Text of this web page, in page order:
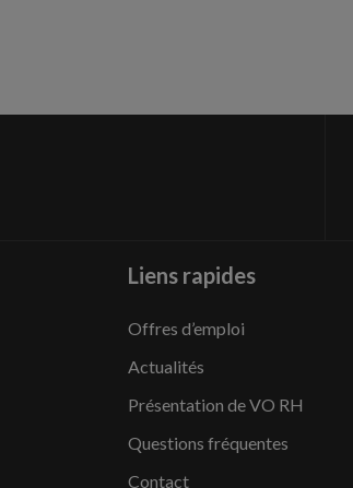
Liens rapides
Offres d’emploi
Actualités
Présentation de VO RH
Questions fréquentes
Contact